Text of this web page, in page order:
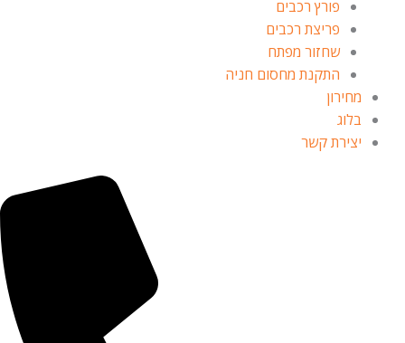
פורץ רכבים
פריצת רכבים
שחזור מפתח
התקנת מחסום חניה
מחירון
בלוג
יצירת קשר